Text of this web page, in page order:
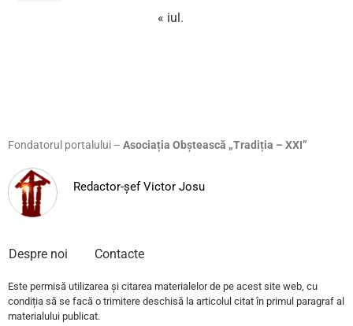
« iul.
Fondatorul portalului – Asociația Obștească „Tradiția – XXI”
Redactor-șef Victor Josu
Despre noi Contacte
Este permisă utilizarea și citarea materialelor de pe acest site web, cu
condiția să se facă o trimitere deschisă la articolul citat în primul paragraf al
materialului publicat.